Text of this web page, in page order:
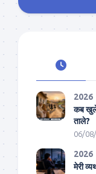
2026
कब
ताले?
06/
2026
मेरी